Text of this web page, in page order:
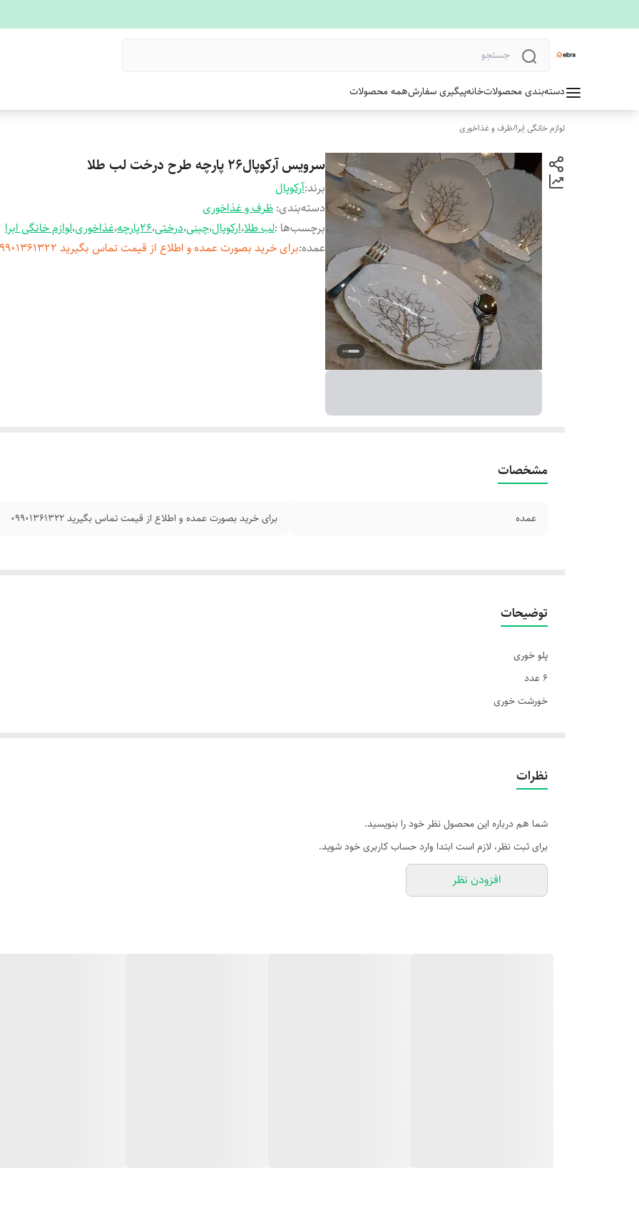
دسته‌بندی محصولاتخانهپیگیری سفارشهمه محصولات
لوازم خانگی اِبرا/ظرف و غذاخوری
سرویس آرکوپال26 پارچه طرح درخت لب طلا
برند:آرکوپال
دسته‌بندی: ظرف و غذاخوری
برچسب‌ها :لب طلا،ارکوپال،چینی،درختی،26پارچه ،غذاخوری،لوازم خانگی ابرا
عمده:برای خرید بصورت عمده و اطلاع از قیمت تماس بگیرید 09901361322
مشخصات
عمده برای خرید بصورت عمده و اطلاع از قیمت تماس بگیرید 09901361322
توضیحات
پلو خوری
6 عدد
خورشت خوری
6 عدد
کاسه ماست
1 عدد
دیس برنج بزرگ
نظرات
شما هم درباره این محصول نظر خود را بنویسید.
برای ثبت نظر، لازم است ابتدا وارد حساب کاربری خود شوید.
افزودن نظر